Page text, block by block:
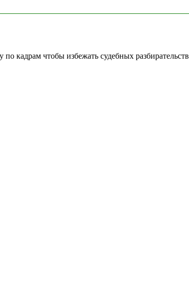
кадрам чтобы избежать судебных разбирательств